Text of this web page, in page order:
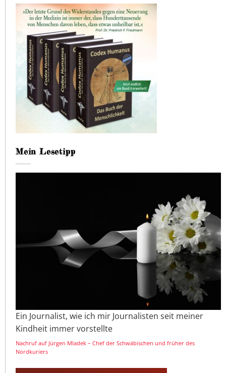
Mein Lesetipp
Ein Journalist, wie ich mir Journalisten seit meiner
Kindheit immer vorstellte
Nachruf auf Jürgen Mladek – Chef der Schwäbischen und früher des
Nordkuriers